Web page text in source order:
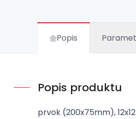
Popis
Popis produktu
prvok (200x75mm),